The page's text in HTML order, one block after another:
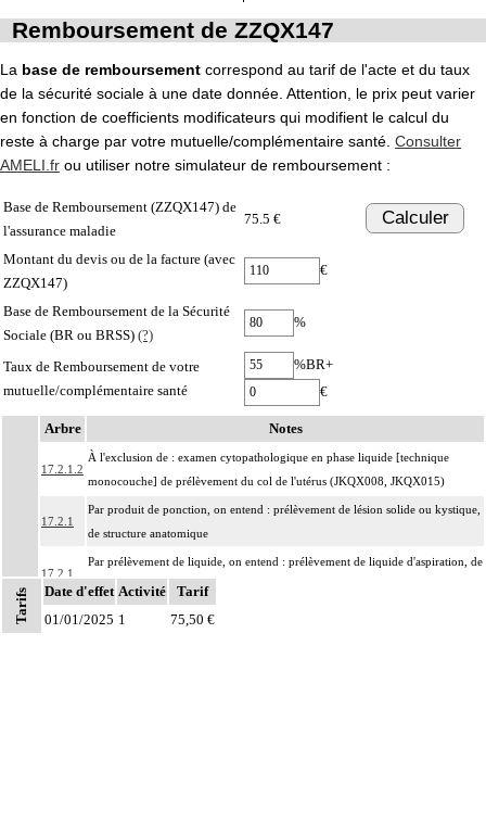
Remboursement de ZZQX147
La base de remboursement correspond au tarif de l'acte et du taux
de la sécurité sociale à une date donnée. Attention, le prix peut varier
en fonction de coefficients modificateurs qui modifient le calcul du
reste à charge par votre mutuelle/complémentaire santé. Consulter
AMELI.fr ou utiliser notre simulateur de remboursement :
Base de Remboursement (ZZQX147) de
l'assurance maladie
75.5 € Calculer
Montant du devis ou de la facture (avec
ZZQX147)
€
Base de Remboursement de la Sécurité
Sociale (BR ou BRSS) (?)
%
Taux de Remboursement de votre
mutuelle/complémentaire santé
%BR+
€
Arbre Notes
17.2.1.2
À l'exclusion de : examen cytopathologique en phase liquide [technique
monocouche] de prélèvement du col de l'utérus (JKQX008, JKQX015)
17.2.1
Par produit de ponction, on entend : prélèvement de lésion solide ou kystique,
de structure anatomique
17.2.1
Par prélèvement de liquide, on entend : prélèvement de liquide d'aspiration, de
ponction, d'émission ou de lavage, de structure anatomique
Par structure anatomique, on entend : élément du corps humain, unitissulaire
Tarifs Date d'effet Activité
Tarif
01/01/2025 1 75,50 €